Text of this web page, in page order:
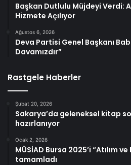
Başkan Dutlulu Müjdeyi Verdi:
Hizmete Açılıyor
Ağustos 6, 2026
Deva Partisi Genel Başkanı
Davamızdır”
Rastgele Haberler
Şubat 20, 2026
Sakarya’da geleneksel kitap
hazırlanıyor
Ocak 2, 2026
MÜSİAD Bursa 2025’i “Atılım
tamamladı